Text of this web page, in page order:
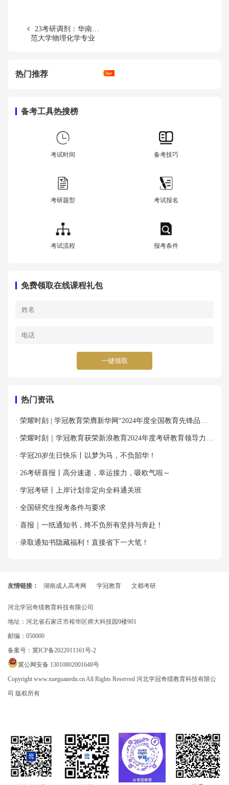
23考研调剂：华南师
范大学物理化学专业
热门推荐
备考工具热搜榜
考试时间 备考技巧
考研题型 考试报名
考试流程 报考条件
免费领取在线课程礼包
一键领取
热门资讯
· 荣耀时刻 | 学冠教育荣膺新华网“2024年度全国教育先锋品牌
优秀案例”殊荣！
· 荣耀时刻｜学冠教育获荣新浪教育2024年度考研教育领导力品
牌！
· 学冠20岁生日快乐丨以梦为马，不负韶华！
· 26考研喜报丨高分速递，幸运接力，吸欧气啦～
· 学冠考研丨上岸计划非定向全科通关班
· 全国研究生报考条件与要求
· 喜报｜一纸通知书，终不负所有坚持与奔赴！
· 录取通知书隐藏福利！直接省下一大笔！
友情链接： 湖南成人高考网 学冠教育 文都考研
河北学冠奇绩教育科技有限公司
地址：河北省石家庄市裕华区师大科技园9楼901
邮编：050000
备案号： 冀ICP备2022011161号-2
冀公网安备 13010802001648号
Copyright www.xueguanedu.cn All Rights Reserved 河北学冠奇绩教育科技有限公
司 版权所有